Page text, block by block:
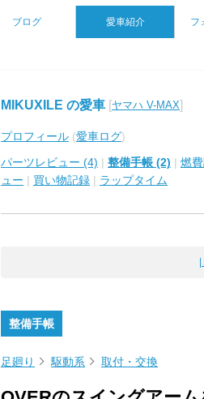
ブログ 愛車紹介 フ
MIKUXILE の愛車 [ヤマハ V-MAX]
プロフィール (愛車ログ)
パーツレビュー (4) | 整備手帳 (2) | 燃
ュー | 買い物記録 | ラップタイム
整備手帳
足廻り 駆動系 取付・交換